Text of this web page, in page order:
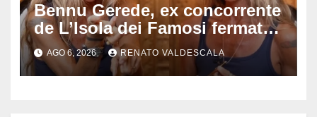
Bennu Gerede, ex concorrente
de L’Isola dei Famosi fermata
dopo una diretta: cosa ha
mostrato e perché ora rischia
un processo
AGO 6, 2026 RENATO VALDESCALA